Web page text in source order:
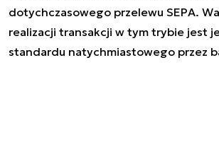
dotychczasowego przelewu SEPA.
realizacji transakcji w tym trybie jest
standardu natychmiastowego przez